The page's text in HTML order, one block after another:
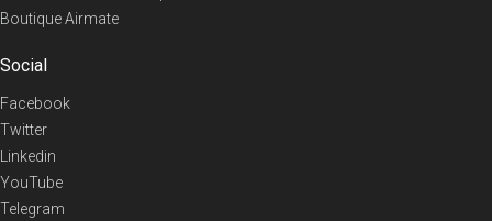
Boutique Airmate
Social
Facebook
Twitter
Linkedin
YouTube
Telegram